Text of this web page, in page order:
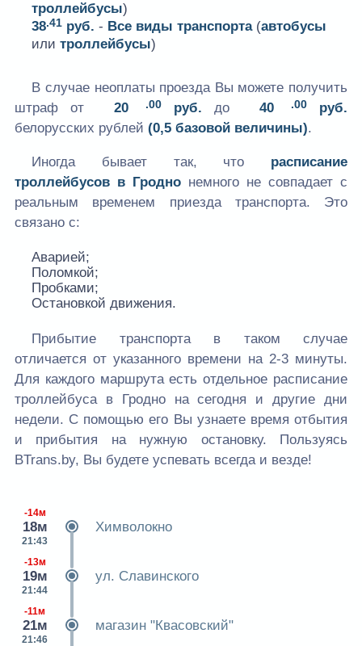
троллейбусы)
38.41 руб. - Все виды транспорта(автобусы
илитроллейбусы)
В случае неоплаты проезда Вы можете получить
штраф от
20 .00руб. до 40 .00руб.
белорусских рублей (0,5 базовой величины).
Иногда бывает так, что расписание
троллейбусов в Гродно немного не совпадает с
реальным временем приезда транспорта. Это
связано с:
Аварией;
Поломкой;
Пробками;
Остановкой движения.
Прибытие транспорта в таком случае
отличается от указанного времени на 2-3 минуты.
Для каждого маршрута есть отдельное расписание
троллейбуса в Гродно на сегодня и другие дни
недели. С помощью его Вы узнаете время отбытия
и прибытия на нужную остановку. Пользуясь
BTrans.by, Вы будете успевать всегда и везде!
-14м
18м
21:43
Химволокно
-13м
19м
21:44
ул. Славинского
-11м
21м
21:46
магазин "Квасовский"